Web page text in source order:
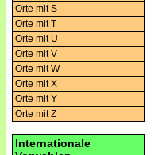
Orte mit S
Orte mit T
Orte mit U
Orte mit V
Orte mit W
Orte mit X
Orte mit Y
Orte mit Z
Internationale